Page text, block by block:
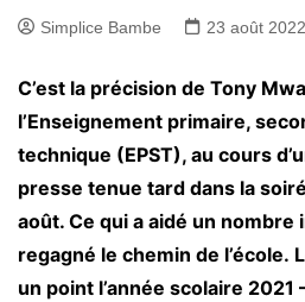
Simplice Bambe 23 août 2022
C’est la précision de Tony
l’Enseignement primaire,
technique (EPST), au cours
presse tenue tard dans la
août. Ce qui a aidé un nombre
regagné le chemin de l’école.
un point l’année scolaire